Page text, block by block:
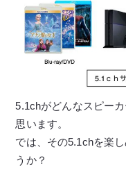
5.1chがどんなスピー
思います。
では、その5.1chを楽
うか？